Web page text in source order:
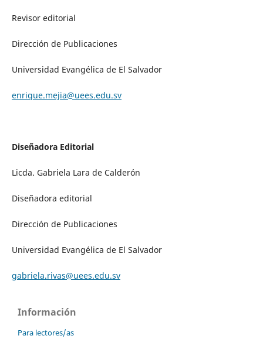
Revisor editorial
Dirección de Publicaciones
Universidad Evangélica de El Salvador
enrique.mejia@uees.edu.sv
Diseñadora Editorial
Licda. Gabriela Lara de Calderón
Diseñadora editorial
Dirección de Publicaciones
Universidad Evangélica de El Salvador
gabriela.rivas@uees.edu.sv
Información
Para lectores/as